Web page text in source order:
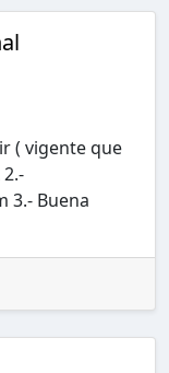
( vigente que
3.- Buena